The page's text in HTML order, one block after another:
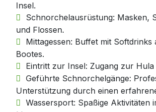
Insel.
Schnorchelausrüstung: Masken,
und Flossen.
Mittagessen: Buffet mit Softdrinks
Bootes.
Eintritt zur Insel: Zugang zur Hula
Geführte Schnorchelgänge:
Unterstützung durch einen
Wassersport: Spaßige Aktivitäten